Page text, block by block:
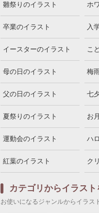
雛祭りのイラスト ホ
卒業のイラスト 入
イースターのイラスト こ
母の日のイラスト 梅
父の日のイラスト 七
夏祭りのイラスト お
運動会のイラスト ハ
紅葉のイラスト ク
カテゴリからイラスト
お使いになるジャンルからイラス